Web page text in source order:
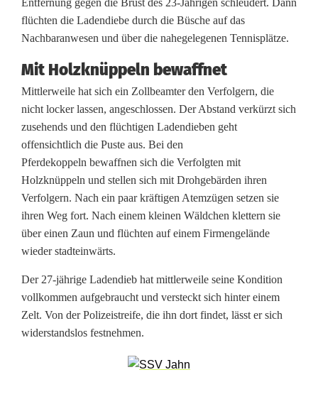
n
g
e
s
t
e
l
l
t
e
s
t
e
Entfernung gegen die Brust des 23-Jährigen schleudert. Dann
flüchten die Ladendiebe durch die Büsche auf das
Nachbaranwesen und über die nahegelegenen Tennisplätze.
Mit Holzknüppeln bewaffnet
Mittlerweile hat sich ein Zollbeamter den Verfolgern, die
nicht locker lassen, angeschlossen. Der Abstand verkürzt sich
zusehends und den flüchtigen Ladendieben geht
offensichtlich die Puste aus. Bei den
Pferdekoppeln bewaffnen sich die Verfolgten mit
Holzknüppeln und stellen sich mit Drohgebärden ihren
Verfolgern. Nach ein paar kräftigen Atemzügen setzen sie
ihren Weg fort. Nach einem kleinen Wäldchen klettern sie
über einen Zaun und flüchten auf einem Firmengelände
wieder stadteinwärts.
Der 27-jährige Ladendieb hat mittlerweile seine Kondition
vollkommen aufgebraucht und versteckt sich hinter einem
Zelt. Von der Polizeistreife, die ihn dort findet, lässt er sich
widerstandslos festnehmen.